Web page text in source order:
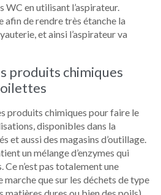
WC en utilisant l’aspirateur.
afin de rendre très étanche la
et ainsi l’aspirateur va
produits chimiques
produits chimiques pour faire le
disponibles dans la
et aussi des magasins d’outillage.
un mélange d’enzymes qui
n’est pas totalement une
que sur les déchets de type